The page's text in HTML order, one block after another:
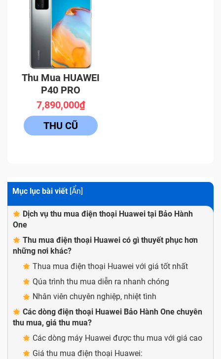
Thu Mua HUAWEI
P40 PRO
7,890,000₫
THU CŨ
Mục lục bài viết[Ẩn]
Dịch vụ thu mua điện thoại Huawei tại Bảo Hành
One
Thu mua điện thoại Huawei có gì thuyết phục hơn
những nơi khác?
Thua mua điện thoại Huawei với giá tốt nhất
Qúa trình thu mua diễn ra nhanh chóng
Nhân viên chuyên nghiệp, nhiệt tình
Các dòng điện thoại Huawei Bảo Hành One chuyên
thu mua, giá thu mua?
Các dòng máy Huawei được thu mua với giá cao
Giá thu mua điện thoại Huawei: